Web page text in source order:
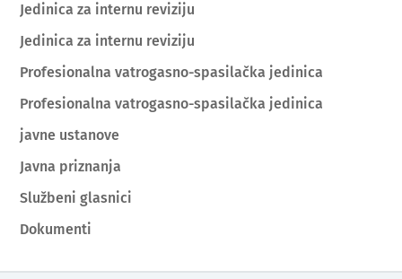
Jedinica za internu reviziju
Jedinica za internu reviziju
Profesionalna vatrogasno-spasilačka jedinica
Profesionalna vatrogasno-spasilačka jedinica
javne ustanove
Javna priznanja
Službeni glasnici
Dokumenti